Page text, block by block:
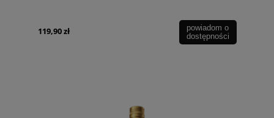
119,90 zł
powiadom o
dostępności